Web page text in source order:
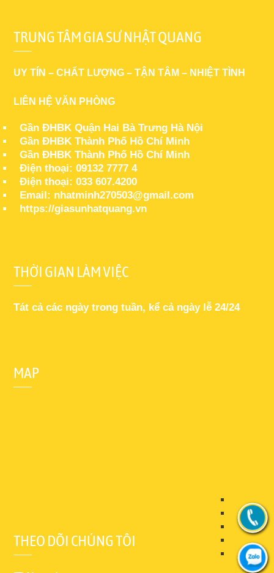
TRUNG TÂM GIA SƯ NHẬT QUANG
UY TÍN – CHẤT LƯỢNG – TẬN TÂM – NHIỆT TÌNH
LIÊN HỆ VĂN PHÒNG
Gần ĐHBK Quận Hai Bà Trưng Hà Nội
Gần ĐHBK Thành Phố Hồ Chí Minh
Gần ĐHBK Thành Phố Hồ Chí Minh
Điện thoại: 09132 7777 4
Điện thoại: 033 607.4200
Email: nhatminh270503@gmail.com
https://giasunhatquang.vn
THỜI GIAN LÀM VIỆC
Tát cả các ngày trong tuần, kể cả ngày lễ 24/24
MAP
THEO DÕI CHÚNG TÔI